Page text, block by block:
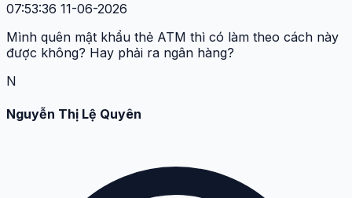
07:53:36 11-06-2026
Mình quên mật khẩu thẻ ATM thì có làm theo cách này
được không? Hay phải ra ngân hàng?
N
Nguyễn Thị Lệ Quyên